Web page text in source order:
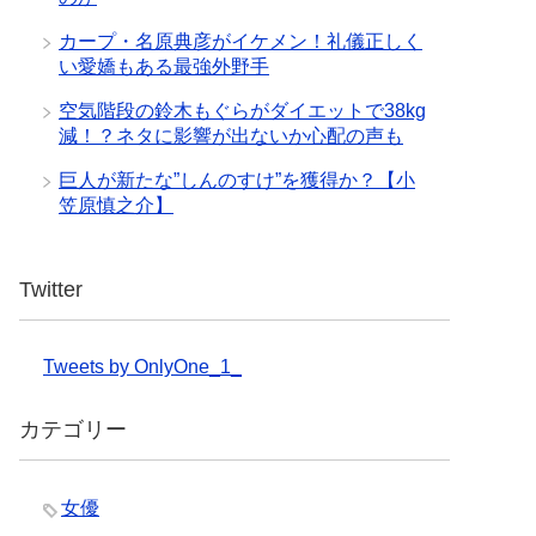
カープ・名原典彦がイケメン！礼儀正しく
い愛嬌もある最強外野手
空気階段の鈴木もぐらがダイエットで38kg
減！？ネタに影響が出ないか心配の声も
巨人が新たな”しんのすけ”を獲得か？【小
笠原慎之介】
Twitter
Tweets by OnlyOne_1_
カテゴリー
女優